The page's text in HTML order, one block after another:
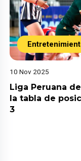
10 Nov 2025
Liga Peruana
la tabla de
3